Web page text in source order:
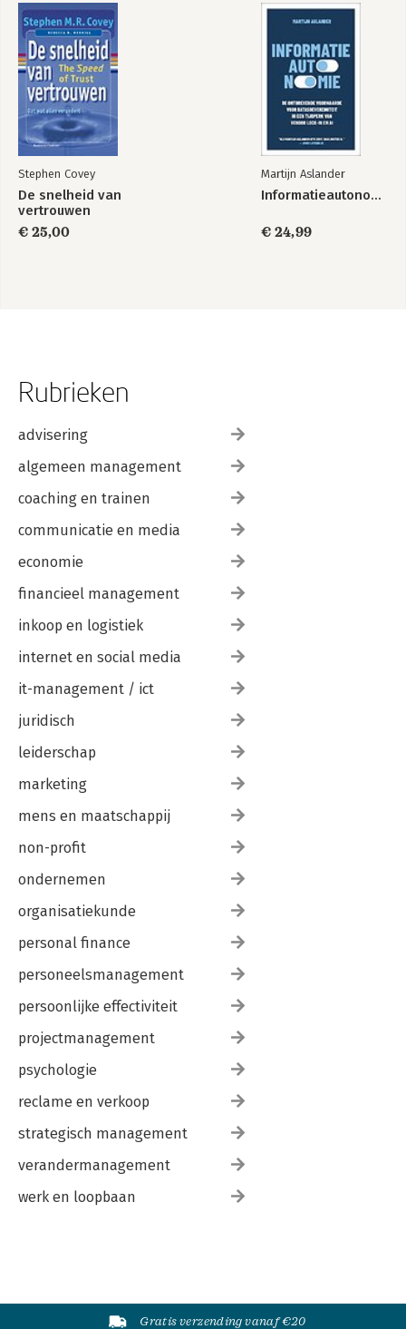
Stephen Covey
De snelheid van
vertrouwen
€ 25,00
Martijn Aslander
Informatieautonomie
€ 24,99
Rubrieken
advisering
algemeen management
coaching en trainen
communicatie en media
economie
financieel management
inkoop en logistiek
internet en social media
it-management / ict
juridisch
leiderschap
marketing
mens en maatschappij
non-profit
ondernemen
organisatiekunde
personal finance
personeelsmanagement
persoonlijke effectiviteit
projectmanagement
psychologie
reclame en verkoop
strategisch management
verandermanagement
werk en loopbaan
Gratis verzending vanaf €20